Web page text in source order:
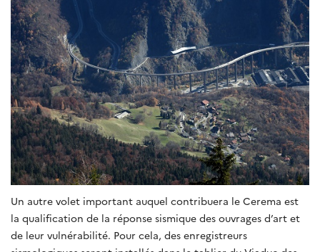
Un autre volet important auquel contribuera le Cerema est
la qualification de la réponse sismique des ouvrages d’art et
de leur vulnérabilité. Pour cela, des enregistreurs